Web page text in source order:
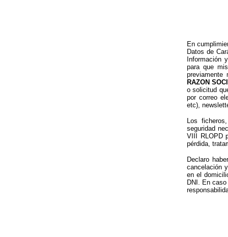
En
Datos de
Información
para que
previamente
RAZON
o solicitud
por correo
etc),
Los
seguridad
VIII RLOPD
pérdida,
Declaro
cancelación
en el
DNI. En